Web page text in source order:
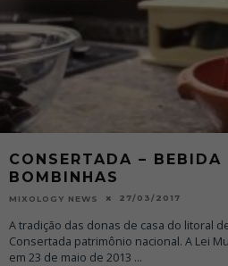
CONSERTADA –
BOMBINHAS
MIXOLOGY NEWS 27/03/2017
A tradição das donas de casa do litoral
Consertada patrimônio nacional. A Lei
em 23 de maio de 2013 ...